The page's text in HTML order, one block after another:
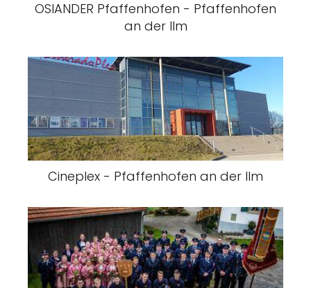
OSIANDER Pfaffenhofen - Pfaffenhofen
an der Ilm
Cineplex - Pfaffenhofen an der Ilm